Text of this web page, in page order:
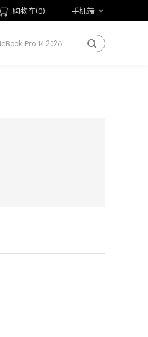
购物车(0) 手机端
戏本